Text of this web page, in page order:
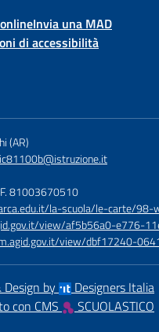
Invia una MAD
di accessibilità
(AR)
81003670510
la-scuola/le-carte/98-
view/af5b56a0-e776-
view/dbf17240-
by
Designers Italia
con CMS
SCUOLASTICO